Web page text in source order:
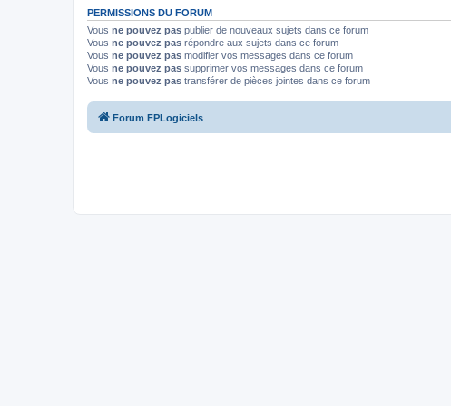
PERMISSIONS DU FORUM
Vous ne pouvez pas publier de nouveaux sujets dans ce forum
Vous ne pouvez pas répondre aux sujets dans ce forum
Vous ne pouvez pas modifier vos messages dans ce forum
Vous ne pouvez pas supprimer vos messages dans ce forum
Vous ne pouvez pas transférer de pièces jointes dans ce forum
Forum FPLogiciels